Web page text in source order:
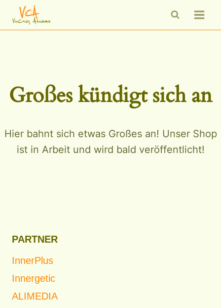
Inhalt
Großes kündigt sich an
Hier bahnt sich etwas Großes an! Unser Shop
ist in Arbeit und wird bald veröffentlicht!
PARTNER
InnerPlus
Innergetic
ALIMEDIA